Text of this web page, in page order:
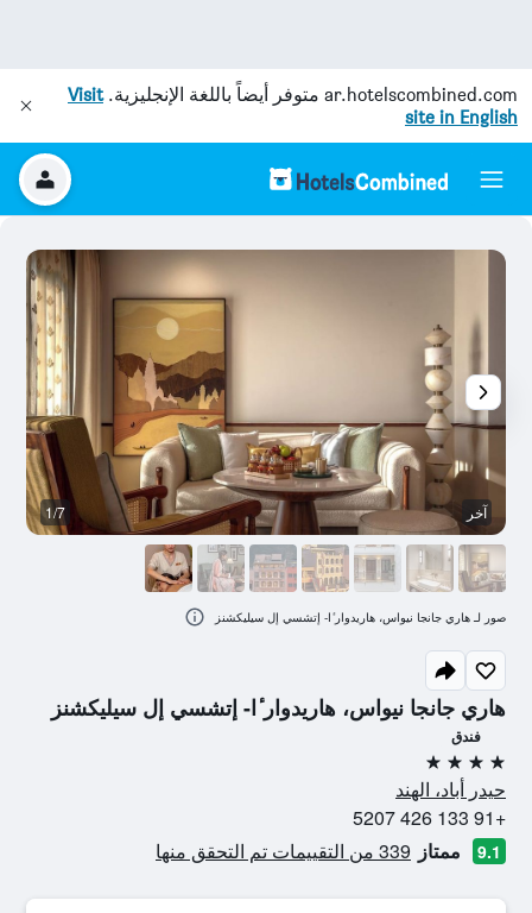
ar.hotelscombined.com متوفر أيضاً باللغة الإنجليزية.Visit
site in English
هاري جانجا نيواس، هاريدوار ٔا- إتشسي إل سيليكشنز
فندق
4 نجوم
حيدر أباد، الهند
+91 133 426 5207
9.1 ممتاز 339 من التقييمات تم التحقق منها
آخر 1/7
صور لـ هاري جانجا نيواس، هاريدوار ٔا- إتشسي إل سيليكشنز